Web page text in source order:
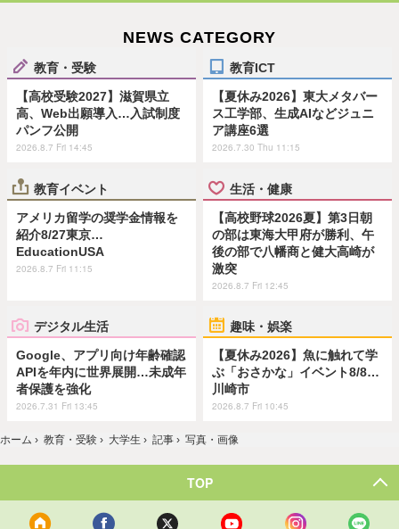
NEWS CATEGORY
教育・受験
【高校受験2027】滋賀県立
高、Web出願導入…入試制度
パンフ公開
2026.8.7 Fri 14:45
教育ICT
【夏休み2026】東大メタバー
ス工学部、生成AIなどジュニ
ア講座6選
2026.7.30 Thu 11:15
教育イベント
アメリカ留学の奨学金情報を
紹介8/27東京…
EducationUSA
2026.8.7 Fri 11:15
生活・健康
【高校野球2026夏】第3日朝
の部は東海大甲府が勝利、午
後の部で八幡商と健大高崎が
激突
2026.8.7 Fri 12:45
デジタル生活
Google、アプリ向け年齢確認
APIを年内に世界展開…未成年
者保護を強化
2026.7.31 Fri 13:45
趣味・娯楽
【夏休み2026】魚に触れて学
ぶ「おさかな」イベント8/8…
川崎市
2026.8.7 Fri 10:45
ホーム › 教育・受験 › 大学生 › 記事 › 写真・画像
TOP